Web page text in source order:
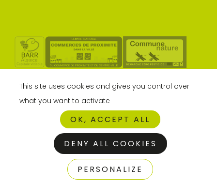
GESTION DES
COOKIES
This site uses cookies and gives you control over
what you want to activate
OK, ACCEPT ALL
DENY ALL COOKIES
PERSONALIZE